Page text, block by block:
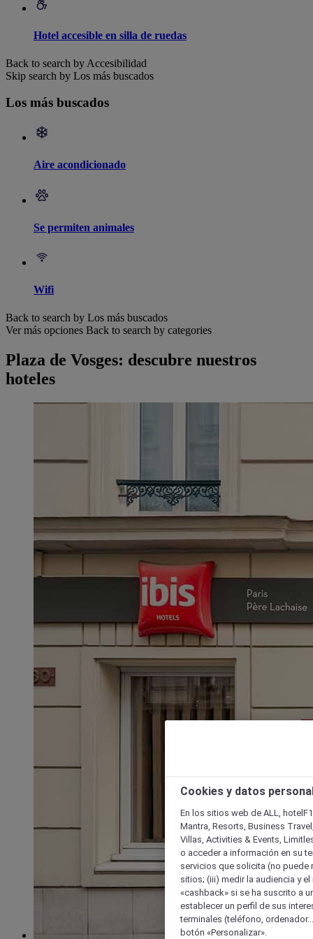
Hotel accesible en silla de ruedas
Back to search by Accesibilidad
Skip search by Los más buscados
Los más buscados
Aire acondicionado
Se permiten animales
Wifi
Back to search by Los más buscados
Ver más opciones Back to search by categories
Plaza de Vosges: descubre nuestros
hoteles
Cookies y datos
En los sitios web de ALL,
Mantra, Resorts, Business
Villas, Activities & Events,
o acceder a información en su
servicios que solicita (no puede
sitios; (iii) medir la audiencia y
«cashback» si se ha suscrito a
establecer un perfil de sus
terminales (teléfono,
botón «Personalizar».